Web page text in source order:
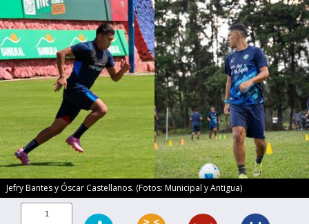
Jefry Bantes y Óscar Castellanos. (Fotos: Municipal y Antigua)
1